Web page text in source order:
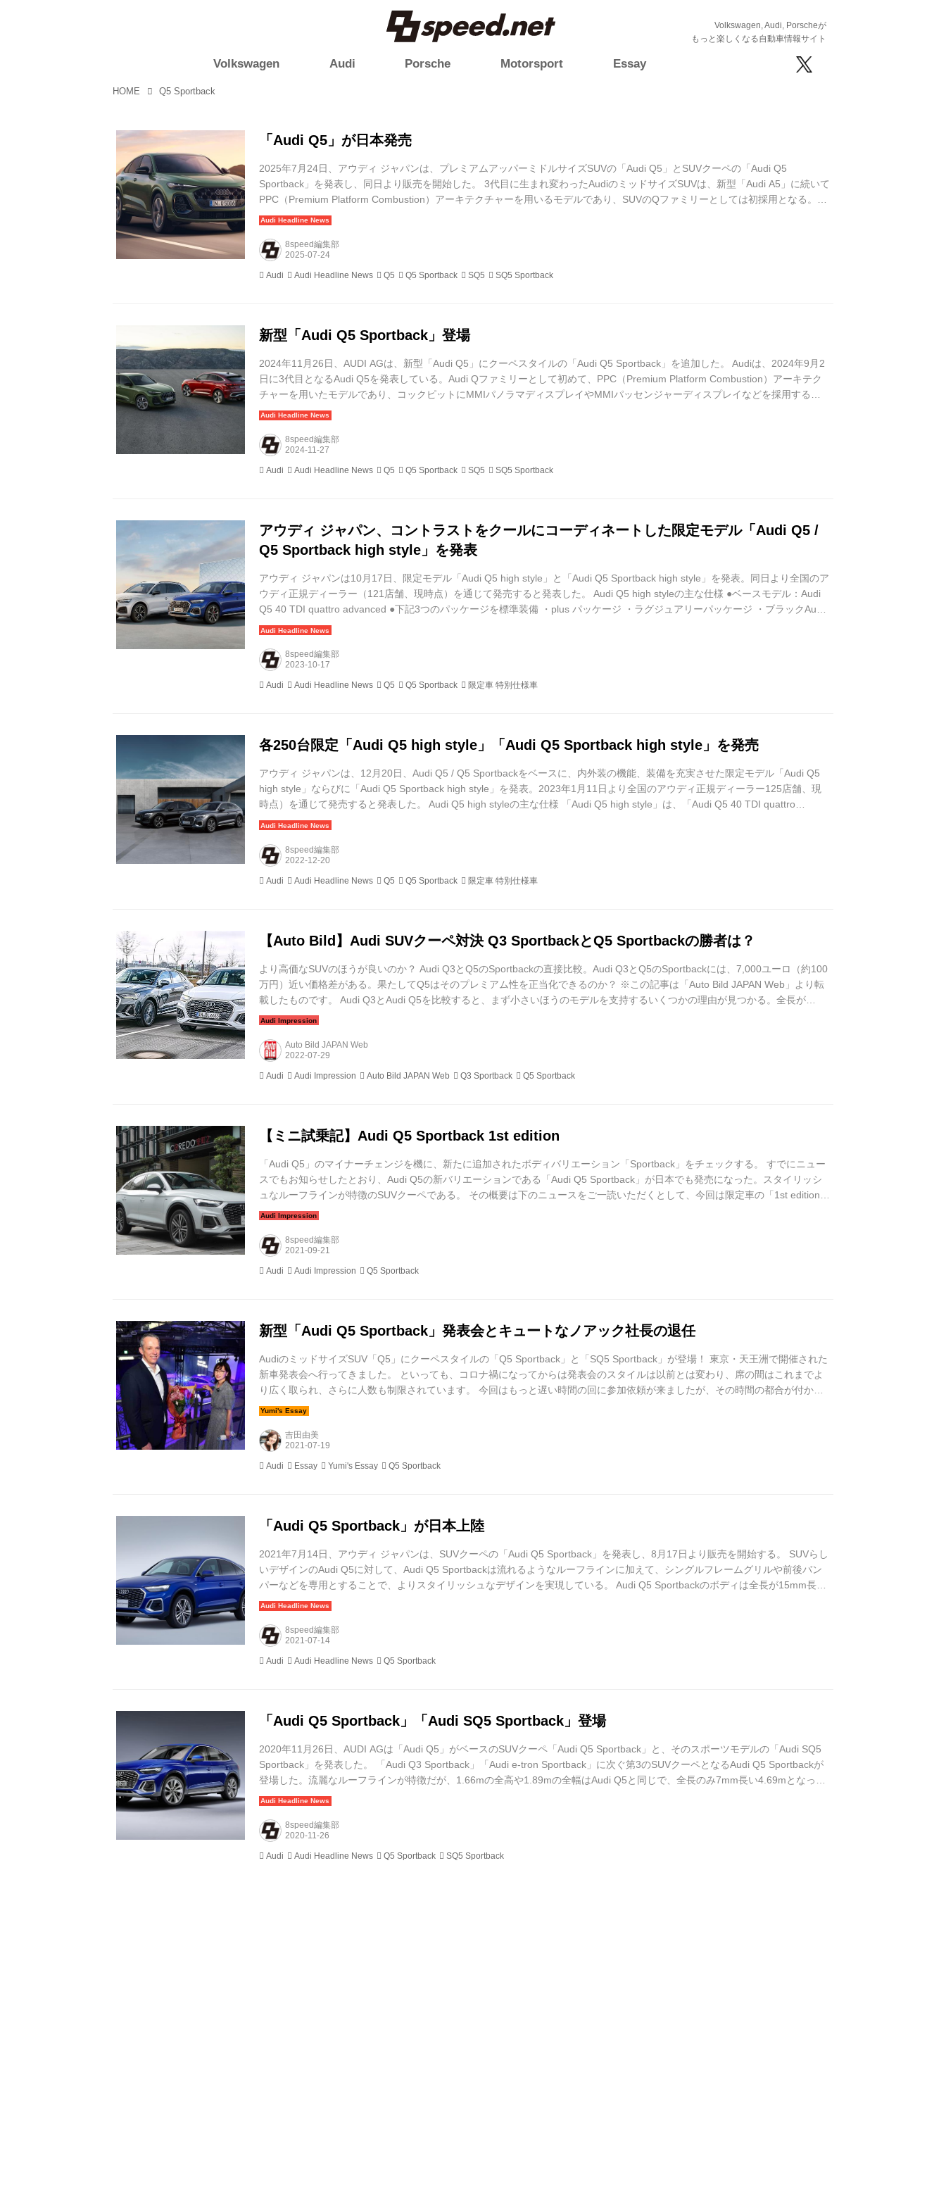
Volkswagen, Audi, Porscheが
もっと楽しくなる自動車情報サイト
Volkswagen Audi Porsche Motorsport Essay
HOME Q5 Sportback
「Audi Q5」が日本発売
2025年7月24日、アウディ ジャパンは、プレミアムアッパーミドルサイズSUVの「Audi Q5」とSUVクーペの「Audi Q5
Sportback」を発表し、同日より販売を開始した。 3代目に生まれ変わったAudiのミッドサイズSUVは、新型「Audi A5」に続いて
PPC（Premium Platform Combustion）アーキテクチャーを用いるモデルであり、SUVのQファミリーとしては初採用となる。こ
れまでどおり、SUVスタイルのAudi Q5とSUVクーペスタイルのAudi Q5 Sportbackが用意され、ボディサイズはAudi Q5が全長
8speed編集部
Audi Audi Headline News Q5 Q5 Sportback SQ5 SQ5 Sportback
新型「Audi Q5 Sportback」登場
2024年11月26日、AUDI AGは、新型「Audi Q5」にクーペスタイルの「Audi Q5 Sportback」を追加した。 Audiは、2024年9月2
日に3代目となるAudi Q5を発表している。Audi Qファミリーとして初めて、PPC（Premium Platform Combustion）アーキテク
チャーを用いたモデルであり、コックピットにMMIパノラマディスプレイやMMIパッセンジャーディスプレイなどを採用するこ
とで、インテリアを一新している。 3代目「Audi Q5」がワールドプレミア 2024年9月2日、AUDI AGは3代目となる「Audi Q5」
8speed編集部
Audi Audi Headline News Q5 Q5 Sportback SQ5 SQ5 Sportback
アウディ ジャパン、コントラストをクールにコーディネートした限定モデル「Audi Q5 /
Q5 Sportback high style」を発表
アウディ ジャパンは10月17日、限定モデル「Audi Q5 high style」と「Audi Q5 Sportback high style」を発表。同日より全国のア
ウディ正規ディーラー（121店舗、現時点）を通じて発売すると発表した。 Audi Q5 high styleの主な仕様 ●ベースモデル：Audi
Q5 40 TDI quattro advanced ●下記3つのパッケージを標準装備 ・plus パッケージ ・ラグジュアリーパッケージ ・ブラックAudi
rings & ブラックスタイリングパッケージ ・前後シートヒーター ・フロントサイドアコースティックガラス ●Aud...
8speed編集部
Audi Audi Headline News Q5 Q5 Sportback 限定車 特別仕様車
各250台限定「Audi Q5 high style」「Audi Q5 Sportback high style」を発売
アウディ ジャパンは、12月20日、Audi Q5 / Q5 Sportbackをベースに、内外装の機能、装備を充実させた限定モデル「Audi Q5
high style」ならびに「Audi Q5 Sportback high style」を発表。2023年1月11日より全国のアウディ正規ディーラー125店舗、現
時点）を通じて発売すると発表した。 Audi Q5 high styleの主な仕様 「Audi Q5 high style」は、「Audi Q5 40 TDI quattro
advanced」をベースに、plus、ラグジュアリー、ブラックAudi rings &ブラックスタイリ...
8speed編集部
Audi Audi Headline News Q5 Q5 Sportback 限定車 特別仕様車
【Auto Bild】Audi SUVクーペ対決 Q3 SportbackとQ5 Sportbackの勝者は？
より高価なSUVのほうが良いのか？ Audi Q3とQ5のSportbackの直接比較。Audi Q3とQ5のSportbackには、7,000ユーロ（約100
万円）近い価格差がある。果たしてQ5はそのプレミアム性を正当化できるのか？ ※この記事は「Auto Bild JAPAN Web」より転
載したものです。 Audi Q3とAudi Q5を比較すると、まず小さいほうのモデルを支持するいくつかの理由が見つかる。全長が
19cm短いAudi Q3 Sportbackは、室内スペースが決して狭くはない。また、ラゲッジルームもほぼ同等で、Audi Q5 Sportbackの
Auto Bild JAPAN Web
Audi Audi Impression Auto Bild JAPAN Web Q3 Sportback Q5 Sportback
【ミニ試乗記】Audi Q5 Sportback 1st edition
「Audi Q5」のマイナーチェンジを機に、新たに追加されたボディバリエーション「Sportback」をチェックする。 すでにニュー
スでもお知らせしたとおり、Audi Q5の新バリエーションである「Audi Q5 Sportback」が日本でも発売になった。スタイリッシ
ュなルーフラインが特徴のSUVクーペである。 その概要は下のニュースをご一読いただくとして、今回は限定車の「1st edition」
に試乗することができた。 Audi Q5 Sportback 1st editionは、Audi Q5 Sportback 40 TDI quattro S lineをベースに、カタログモデ
8speed編集部
Audi Audi Impression Q5 Sportback
新型「Audi Q5 Sportback」発表会とキュートなノアック社長の退任
AudiのミッドサイズSUV「Q5」にクーペスタイルの「Q5 Sportback」と「SQ5 Sportback」が登場！ 東京・天王洲で開催された
新車発表会へ行ってきました。 といっても、コロナ禍になってからは発表会のスタイルは以前とは変わり、席の間はこれまでよ
り広く取られ、さらに人数も制限されています。 今回はもっと遅い時間の回に参加依頼が来ましたが、その時間の都合が付かな
かったため、早めに時間帯への参加に。 ちなみにQ5 Sportbackは、Q5のスタイリッシュクーペ版で、AudiのSUVシリーズで3番
吉田由美
Audi Essay Yumi's Essay Q5 Sportback
「Audi Q5 Sportback」が日本上陸
2021年7月14日、アウディ ジャパンは、SUVクーペの「Audi Q5 Sportback」を発表し、8月17日より販売を開始する。 SUVらし
いデザインのAudi Q5に対して、Audi Q5 Sportbackは流れるようなルーフラインに加えて、シングルフレームグリルや前後バン
パーなどを専用とすることで、よりスタイリッシュなデザインを実現している。 Audi Q5 Sportbackのボディは全長が15mm長い
一方、全高はマイナス5mm、全幅は同じサイズの持ち主。ラゲッジスペースは、Audi Q5の520L〜1520Lに対して、ほぼ同等の
8speed編集部
Audi Audi Headline News Q5 Sportback
「Audi Q5 Sportback」「Audi SQ5 Sportback」登場
2020年11月26日、AUDI AGは「Audi Q5」がベースのSUVクーペ「Audi Q5 Sportback」と、そのスポーツモデルの「Audi SQ5
Sportback」を発表した。 「Audi Q3 Sportback」「Audi e-tron Sportback」に次ぐ第3のSUVクーペとなるAudi Q5 Sportbackが
登場した。流麗なルーフラインが特徴だが、1.66mの全高や1.89mの全幅はAudi Q5と同じで、全長のみ7mm長い4.69mとなって
いるだけで、Audi Q5とは異なる雰囲気に仕上げられているのは驚きだ。 ラゲッジスペースもAudi Q5に比べ...
8speed編集部
Audi Audi Headline News Q5 Sportback SQ5 Sportback